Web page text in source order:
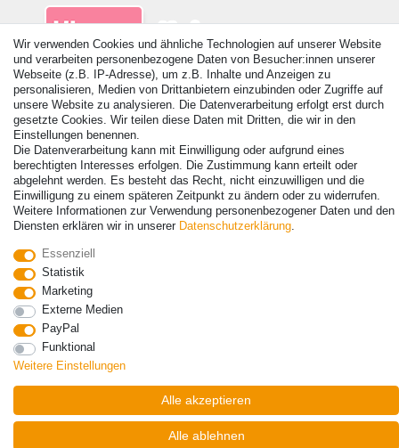
© Copyright 2026 | Alle Rechte vorbehalten. - Alle Rechte vorbehalten.
Preisangaben inkl. gesetzl. 19% MwSt. | Grundpreise siehe Artikeldetail | *Gilt für
Lieferungen nach Deutschland!
Vertrag widerrufen Kontakt
Wir verwenden Cookies und ähnliche Technologien auf unserer Website
und verarbeiten personenbezogene Daten von Besucher:innen unserer
Webseite (z.B. IP-Adresse), um z.B. Inhalte und Anzeigen zu
personalisieren, Medien von Drittanbietern einzubinden oder Zugriffe auf
unsere Website zu analysieren. Die Datenverarbeitung erfolgt erst durch
gesetzte Cookies. Wir teilen diese Daten mit Dritten, die wir in den
Einstellungen benennen.
Die Datenverarbeitung kann mit Einwilligung oder aufgrund eines
berechtigten Interesses erfolgen. Die Zustimmung kann erteilt oder
abgelehnt werden. Es besteht das Recht, nicht einzuwilligen und die
Einwilligung zu einem späteren Zeitpunkt zu ändern oder zu widerrufen.
Weitere Informationen zur Verwendung personenbezogener Daten und den
Diensten erklären wir in unserer Daten­schutz­erklärung.
Essenziell
Statistik
Marketing
Externe Medien
PayPal
Funktional
Weitere Einstellungen
Alle akzeptieren
Alle ablehnen